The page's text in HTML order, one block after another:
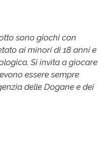
sono giochi con
ai minori di 18 anni e
Si invita a giocare
essere sempre
delle Dogane e dei